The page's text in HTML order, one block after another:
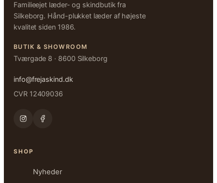
Familieejet læder- og skindbutik fra
Silkeborg. Hånd-plukket læder af højeste
kvalitet siden 1986.
BUTIK & SHOWROOM
Tværgade 8 · 8600 Silkeborg
info@frejaskind.dk
CVR 12409036
SHOP
Nyheder